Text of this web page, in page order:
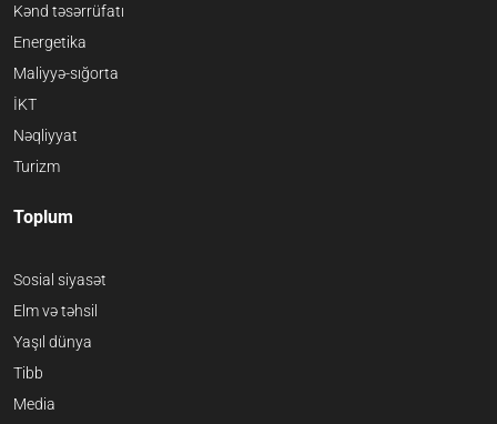
Kənd təsərrüfatı
Energetika
Maliyyə-sığorta
İKT
Nəqliyyat
Turizm
Toplum
Sosial siyasət
Elm və təhsil
Yaşıl dünya
Tibb
Media